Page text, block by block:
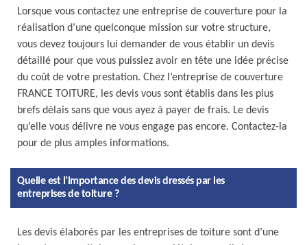
Lorsque vous contactez une entreprise de couverture pour la
réalisation d’une quelconque mission sur votre structure,
vous devez toujours lui demander de vous établir un devis
détaillé pour que vous puissiez avoir en tête une idée précise
du coût de votre prestation. Chez l’entreprise de couverture
FRANCE TOITURE, les devis vous sont établis dans les plus
brefs délais sans que vous ayez à payer de frais. Le devis
qu’elle vous délivre ne vous engage pas encore. Contactez-la
pour de plus amples informations.
Quelle est l’importance des devis dressés par les
entreprises de toiture ?
Les devis élaborés par les entreprises de toiture sont d’une